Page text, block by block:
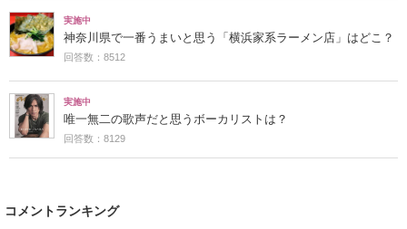
実施中
神奈川県で一番うまいと思う「横浜家系ラーメン店」はどこ？
回答数：8512
実施中
唯一無二の歌声だと思うボーカリストは？
回答数：8129
コメントランキング